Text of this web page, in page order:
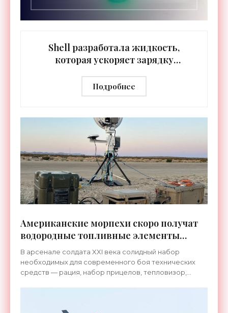
Shell разработала жидкость,
которая ускоряет зарядку
«Технологии»
Подробнее
Американские морпехи скоро получат
водородные топливные элементы
вместо батарей - «Технологии»
В арсенале солдата XXI века солидный набор
необходимых для современного боя технических
средств — рация, набор прицелов, тепловизор,